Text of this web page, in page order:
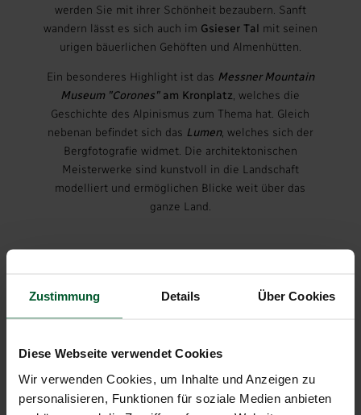
Zustimmung Details Über Cookies
Diese Webseite verwendet Cookies
Wir verwenden Cookies, um Inhalte und Anzeigen zu
personalisieren, Funktionen für soziale Medien anbieten
werden Sie mit ihrer Schönheit bezaubern. Sanft
wandern lässt es sich auch im Gsieser Tal mit seinen
urigen bäuerlichen Gehöften und Almenhütten.
Ein besonderes Highlight ist das Messner Mountain
Museum "Corones"am Kronplatz, welches die
Geschichte des Alpinismus zum Thema hat. Gleich
nebenan befindet sich das Lumen, welches sich der
Bergfotografie widmet. Die architektonischen
Meisterwerke sind kunstvoll in die Landschaft
modelliert und ermöglichen Blicke weit über das
ganze Land.